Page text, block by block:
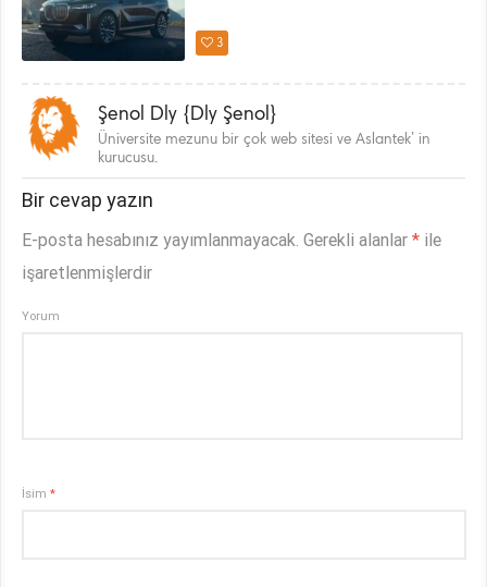
3
Şenol Dly {Dly Şenol}
Üniversite mezunu bir çok web sitesi ve Aslantek’ in
kurucusu.
Bir cevap yazın
E-posta hesabınız yayımlanmayacak. Gerekli alanlar* ile
işaretlenmişlerdir
Yorum
İsim*